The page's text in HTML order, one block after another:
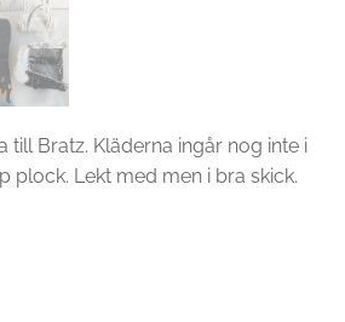
till Bratz. Kläderna ingår nog inte i
plock. Lekt med men i bra skick.